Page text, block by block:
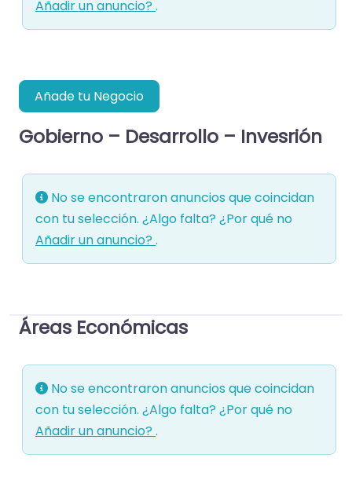
Añadir un anuncio? .
Añade tu Negocio
Gobierno – Desarrollo – Invesrión
No se encontraron anuncios que coincidan
con tu selección. ¿Algo falta? ¿Por qué no
Añadir un anuncio? .
Áreas Económicas
No se encontraron anuncios que coincidan
con tu selección. ¿Algo falta? ¿Por qué no
Añadir un anuncio? .